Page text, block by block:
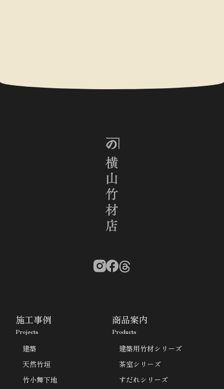
施工事例
Projects
建築
天然竹垣
竹小舞下地
商品案内
Products
建築用竹材シリーズ
茶室シリーズ
すだれシリーズ